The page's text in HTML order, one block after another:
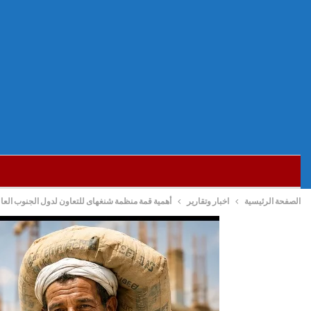
الصفحة الرئيسية اخبار وتقارير أهمية قمة منظمة شنغهاى للتعاون لدول الجنوب